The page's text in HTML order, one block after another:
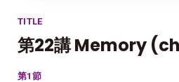
TITLE
第22講 Memory
第1節